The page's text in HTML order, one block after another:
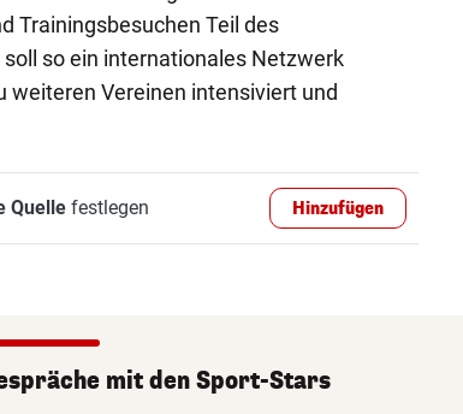
Trainingsbesuchen Teil des
so ein internationales Netzwerk
weiteren Vereinen intensiviert und
Quellefestlegen Hinzufügen
mit den Sport-Stars